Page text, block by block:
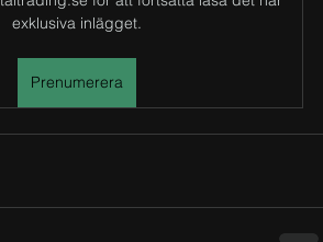
exklusiva inlägget.
Prenumerera